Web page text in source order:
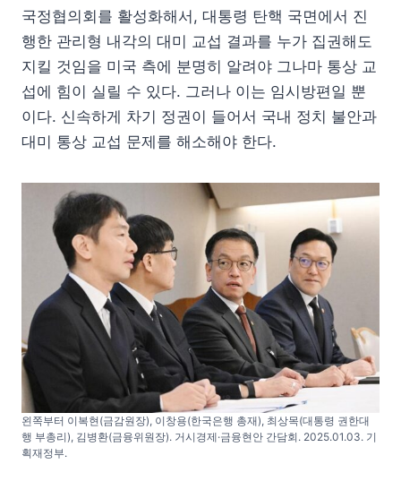
국정협의회를 활성화해서, 대통령 탄핵 국면에서 진
행한 관리형 내각의 대미 교섭 결과를 누가 집권해도
지킬 것임을 미국 측에 분명히 알려야 그나마 통상 교
섭에 힘이 실릴 수 있다. 그러나 이는 임시방편일 뿐
이다. 신속하게 차기 정권이 들어서 국내 정치 불안과
대미 통상 교섭 문제를 해소해야 한다.
왼쪽부터 이복현(금감원장), 이창용(한국은행 총재), 최상목(대통령 권한대
행 부총리), 김병환(금융위원장). 거시경제·금융현안 간담회. 2025.01.03. 기
획재정부.